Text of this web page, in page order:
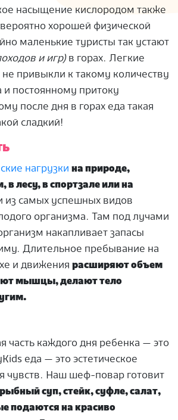
насыщение кислородом также
хорошей физической
маленькие туристы так устают
и игр)в горах. Легкие
не привыкли к такому количеству
и постоянному притоку
после дня в горах еда такая
сладкий!
нагрузки на природе,
в лесу, в спортзале или на
из самых успешных видов
организма. Там под лучами
накапливает запасы
Длительное пребывание на
и движения расширяют объем
мышцы, делают тело
часть каждого дня ребенка — это
еда — это эстетическое
чувств. Наш шеф-повар готовит
суп, стейк, суфле, салат,
подаются на красиво